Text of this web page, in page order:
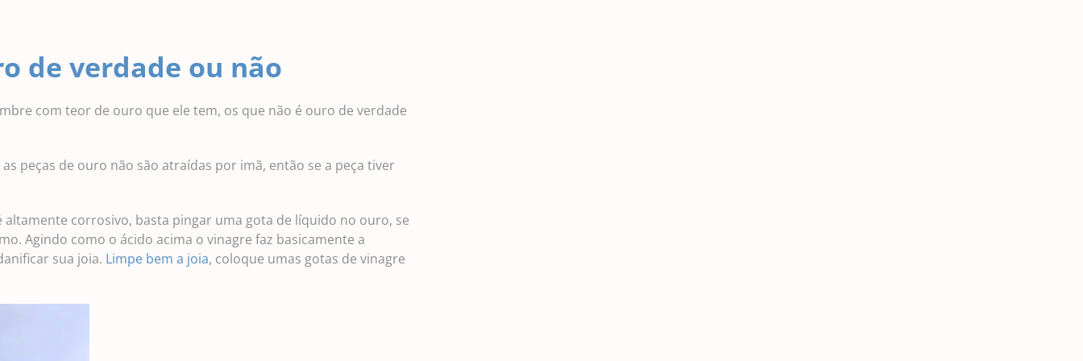
de verdade ou não
com teor de ouro que ele tem, os que não é ouro de verdade
peças de ouro não são atraídas por imã, então se a peça tiver
corrosivo, basta pingar uma gota de líquido no ouro, se
Agindo como o ácido acima o vinagre faz basicamente a
sua joia. Limpe bem a joia, coloque umas gotas de vinagre